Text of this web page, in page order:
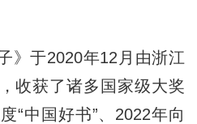
于2020年12月由浙江
收获了诸多国家级大奖
“中国好书”、2022年向